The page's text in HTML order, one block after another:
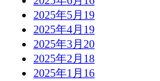
2025年5月 19
2025年4月 19
2025年3月 20
2025年2月 18
2025年1月 16